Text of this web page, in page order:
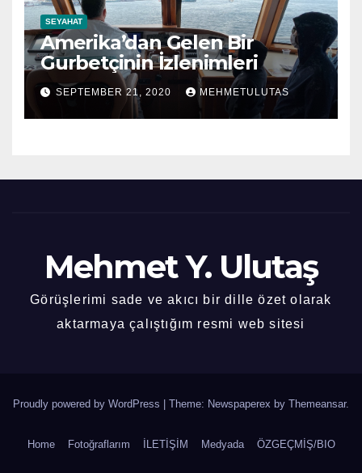
SEYAHAT
Amerika’dan Gelen Bir
Gurbetçinin İzlenimleri
SEPTEMBER 21, 2020 MEHMETULUTAS
Mehmet Y. Ulutaş
Görüşlerimi sade ve akıcı bir dille özet olarak
aktarmaya çalıştığım resmi web sitesi
Proudly powered by WordPress Theme: Newspaperex by Themeansar.
Home Fotoğraflarım İLETİŞİM Medyada ÖZGEÇMİŞ/BIO